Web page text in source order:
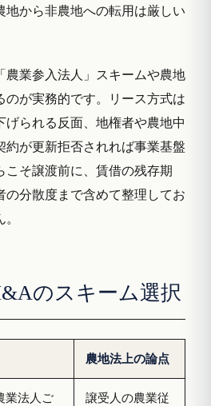
地から非農地への転用は厳しい
農業参入法人」スキームや農地
のが実務的です。リース方式は
げられる反面、地権者や農地中
約が更新拒否されれば事業基盤
こそ譲渡前に、賃借の残存期
の分散度まで含めて整理してお
のスキーム選択
農地法上の論点
業法人ご
譲受人の農業従